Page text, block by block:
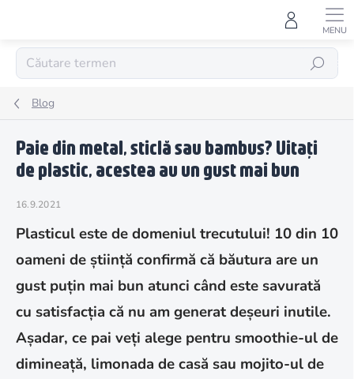
CĂUTARE
Blog
Paie din metal, sticlă sau bambus? Uitați
de plastic, acestea au un gust mai bun
16.9.2021
Plasticul este de domeniul trecutului! 10 din 10
oameni de știință confirmă că băutura are un
gust puțin mai bun atunci când este savurată
cu satisfacția că nu am generat deșeuri inutile.
Așadar, ce pai veți alege pentru smoothie-ul de
dimineață, limonada de casă sau mojito-ul de